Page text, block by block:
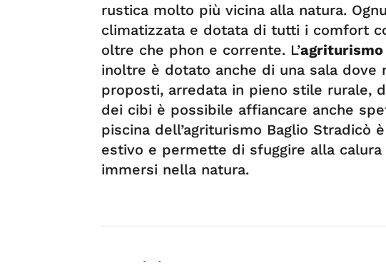
rustica molto più vicina alla natura.
climatizzata e dotata di tutti i comfort
oltre che phon e corrente. L’agriturismo
inoltre è dotato anche di una sala dove
proposti, arredata in pieno stile rurale,
dei cibi è possibile affiancare anche
piscina dell’agriturismo Baglio Stradicò
estivo e permette di sfuggire alla
immersi nella natura.